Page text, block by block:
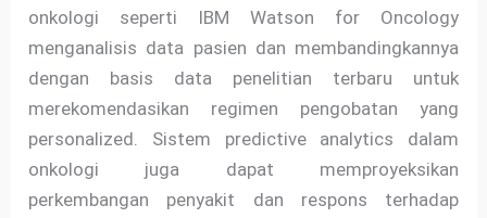
onkologi seperti IBM Watson for Oncology
menganalisis data pasien dan membandingkannya
dengan basis data penelitian terbaru untuk
merekomendasikan regimen pengobatan yang
personalized. Sistem predictive analytics dalam
onkologi juga dapat memproyeksikan
perkembangan penyakit dan respons terhadap